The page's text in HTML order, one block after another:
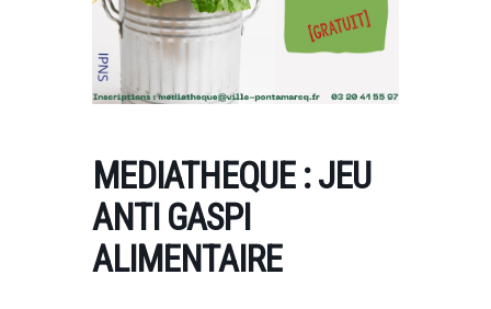
MEDIATHEQUE : JEU
ANTI GASPI
ALIMENTAIRE